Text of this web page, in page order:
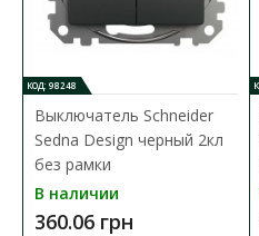
управления (включения/
154.14 грн
В
В
КОД: 98248
Выключатель Schneider
Sedna Design черный 2кл
без рамки
В наличии
360.06 грн